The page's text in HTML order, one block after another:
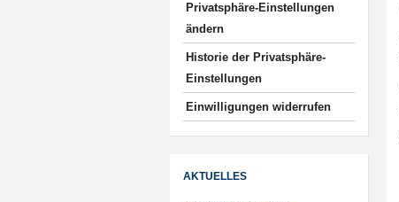
Privatsphäre-Einstellungen
ändern
Historie der Privatsphäre-
Einstellungen
Einwilligungen widerrufen
AKTUELLES